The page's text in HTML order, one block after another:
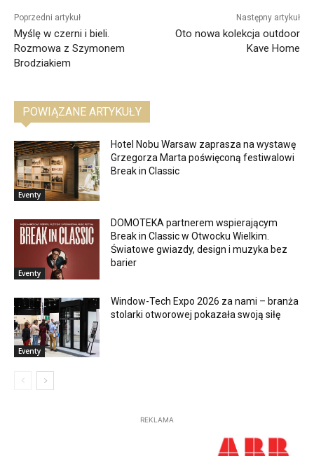
Poprzedni artykuł
Myślę w czerni i bieli.
Rozmowa z Szymonem
Brodziakiem
Następny artykuł
Oto nowa kolekcja outdoor
Kave Home
POWIĄZANE ARTYKUŁY
Eventy
Hotel Nobu Warsaw zaprasza na wystawę
Grzegorza Marta poświęconą festiwalowi
Break in Classic
Eventy
DOMOTEKA partnerem wspierającym
Break in Classic w Otwocku Wielkim.
Światowe gwiazdy, design i muzyka bez
barier
Eventy
Window-Tech Expo 2026 za nami – branża
stolarki otworowej pokazała swoją siłę
REKLAMA